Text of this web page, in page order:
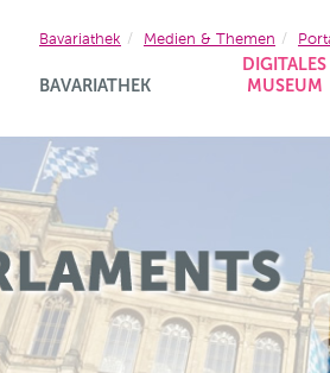
BAVARIATHEK
DIGITALES
MUSEUM
Bavariathek Medien & Themen